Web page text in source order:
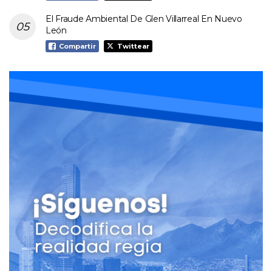
El Fraude Ambiental De Glen Villarreal En Nuevo
León
Compartir Twittear